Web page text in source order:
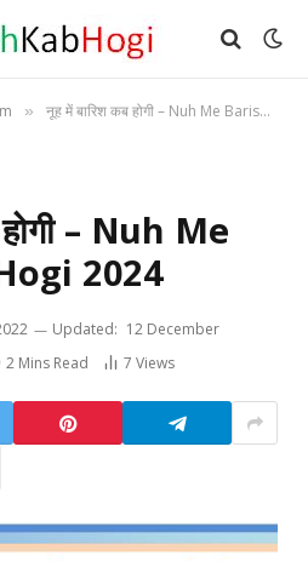
» नूह में बारिश कब होगी – Nuh Me Barish Kab Hogi 2024
– Nuh Me
2024
Updated: 12 December
2 Mins Read 7 Views